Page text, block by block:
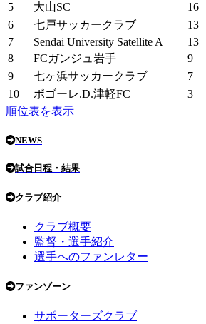
5
大山SC 16
6
七戸サッカークラブ 13
7
Sendai University Satellite A 13
8
FCガンジュ岩手 9
9
七ヶ浜サッカークラブ 7
10
ボゴーレ.D.津軽FC 3
順位表を表示
NEWS
試合日程・結果
クラブ紹介
クラブ概要
監督・選手紹介
選手へのファンレター
ファンゾーン
サポーターズクラブ